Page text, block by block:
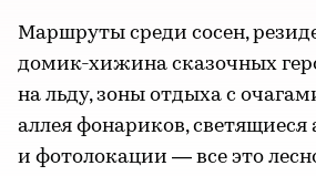
Маршруты среди сосен,
домик-хижина сказочных
на льду, зоны отдыха с
аллея фонариков,
и фотолокации — все это